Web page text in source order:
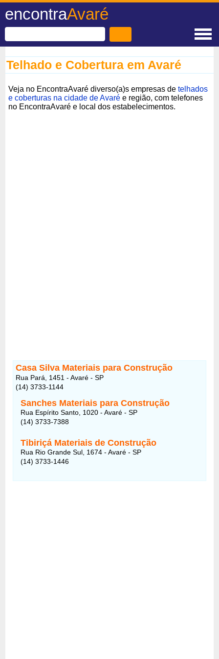
encontraAvaré
Telhado e Cobertura em Avaré
Veja no EncontraAvaré diverso(a)s empresas detelhados
e coberturas na cidade de Avaré e região, com telefones
no EncontraAvaré e local dos estabelecimentos.
Casa Silva Materiais para Construção
Rua Pará, 1451 - Avaré - SP
(14) 3733-1144
Sanches Materiais para Construção
Rua Espírito Santo, 1020 - Avaré - SP
(14) 3733-7388
Tibiriçá Materiais de Construção
Rua Rio Grande Sul, 1674 - Avaré - SP
(14) 3733-1446